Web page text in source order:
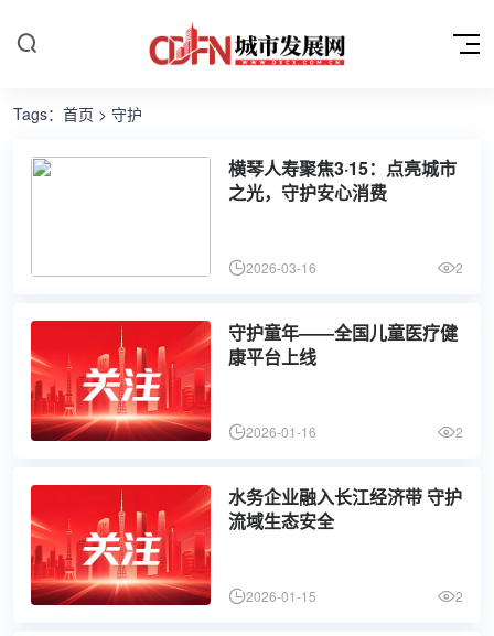
Tags： 首页 > 守护
横琴人寿聚焦3·15：点亮城市
之光，守护安心消费
2026-03-16 2
守护童年——全国儿童医疗健
康平台上线
2026-01-16 2
水务企业融入长江经济带 守护
流域生态安全
2026-01-15 2